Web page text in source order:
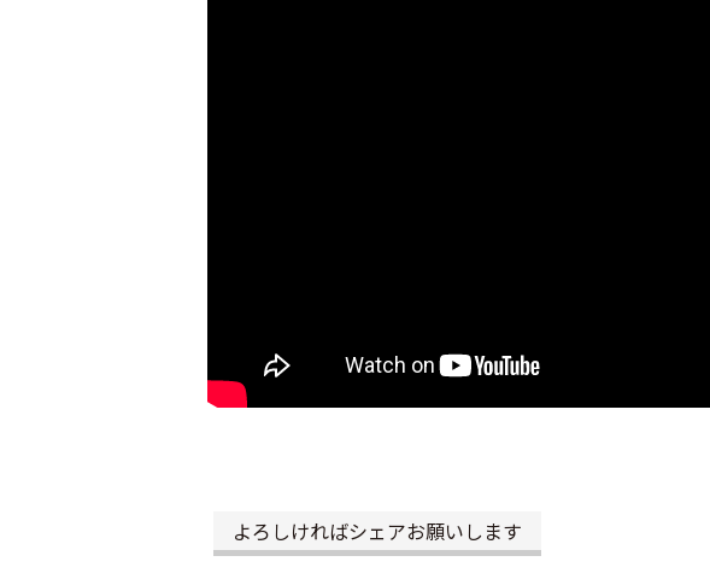
よろしければシェアお願いします